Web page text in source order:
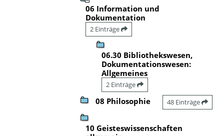
06 Information und
Dokumentation
2 Einträge
06.30 Bibliothekswesen,
Dokumentationswesen:
Allgemeines
2 Einträge
08 Philosophie 48 Einträge
10 Geisteswissenschaften